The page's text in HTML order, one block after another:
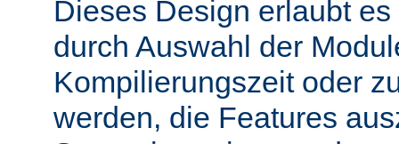
Dieses Design erlaubt
durch Auswahl der
Kompilierungszeit oder
werden, die Features